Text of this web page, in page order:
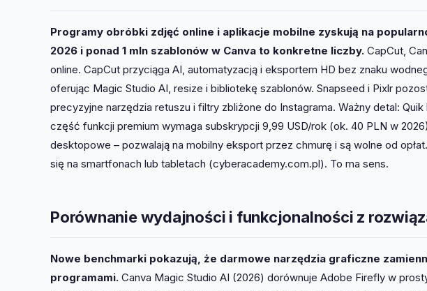
Programy obróbki zdjęć online i aplikacje mobilne zyskują na
2026 i ponad 1 mln szablonów w Canva to konkretne liczby. CapCut,
online. CapCut przyciąga AI, automatyzacją i eksportem HD bez znaku
oferując Magic Studio AI, resize i bibliotekę szablonów. Snapseed i Pixlr
precyzyjne narzędzia retuszu i filtry zbliżone do Instagrama. Ważny detal:
część funkcji premium wymaga subskrypcji 9,99 USD/rok (ok. 40 PLN w
desktopowe – pozwalają na mobilny eksport przez chmurę i są wolne od
się na smartfonach lub tabletach (cyberacademy.com.pl). To ma sens.
Porównanie wydajności i funkcjonalności z
Nowe benchmarki pokazują, że darmowe narzędzia graficzne
programami. Canva Magic Studio AI (2026) dorównuje Adobe Firefly w